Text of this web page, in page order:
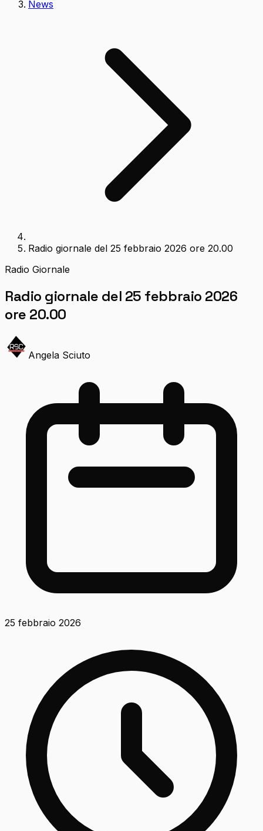
News
Radio giornale del 25 febbraio 2026 ore 20.00
Radio Giornale
Radio giornale del 25 febbraio 2026
ore 20.00
Angela Sciuto
25 febbraio 2026